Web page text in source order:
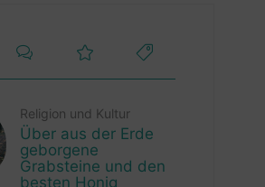
Religion und Kultur
Über aus der Erde
geborgene
Grabsteine und den
besten Honig